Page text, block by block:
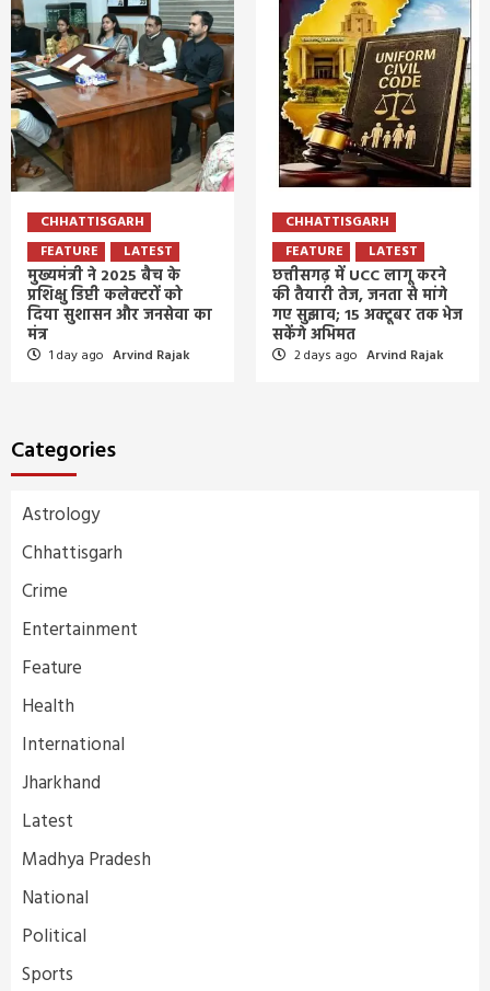
CHHATTISGARH
FEATURE
LATEST
मुख्यमंत्री ने 2025 बैच के
प्रशिक्षु डिप्टी कलेक्टरों को
दिया सुशासन और जनसेवा का
मंत्र
1 day ago Arvind Rajak
CHHATTISGARH
FEATURE
LATEST
छत्तीसगढ़ में UCC लागू करने
की तैयारी तेज, जनता से मांगे
गए सुझाव; 15 अक्टूबर तक भेज
सकेंगे अभिमत
2 days ago Arvind Rajak
Categories
Astrology
Chhattisgarh
Crime
Entertainment
Feature
Health
International
Jharkhand
Latest
Madhya Pradesh
National
Political
Sports